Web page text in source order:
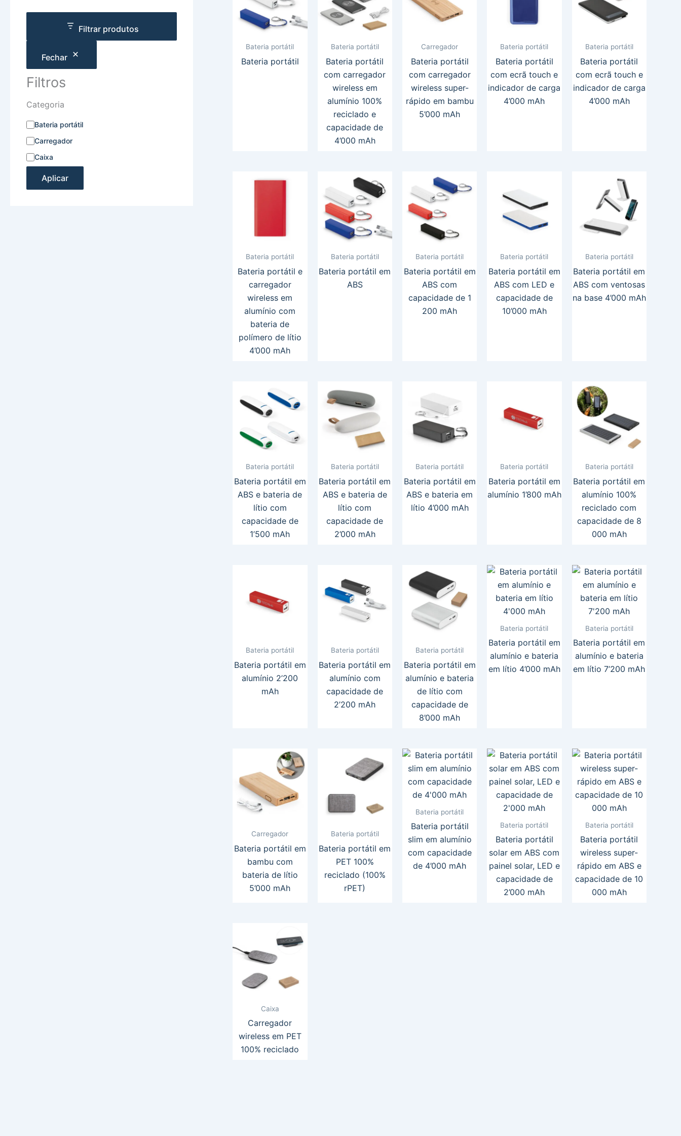
Filtrar produtos
Fechar
Filtros
Categoria
Bateria portátil
Carregador
Caixa
Aplicar
Bateria portátil
Bateria portátil
Bateria portátil
Bateria portátil
com carregador
wireless em
alumínio 100%
reciclado e
capacidade de
4’000 mAh
Carregador
Bateria portátil
com carregador
wireless super-
rápido em bambu
5’000 mAh
Bateria portátil
Bateria portátil
com ecrã touch e
indicador de carga
4’000 mAh
Bateria portátil
Bateria portátil
com ecrã touch e
indicador de carga
4’000 mAh
Bateria portátil
Bateria portátil e
carregador
wireless em
alumínio com
bateria de
polímero de lítio
4’000 mAh
Bateria portátil
Bateria portátil em
ABS
Bateria portátil
Bateria portátil em
ABS com
capacidade de 1
200 mAh
Bateria portátil
Bateria portátil em
ABS com LED e
capacidade de
10’000 mAh
Bateria portátil
Bateria portátil em
ABS com ventosas
na base 4’000 mAh
Bateria portátil
Bateria portátil em
ABS e bateria de
lítio com
capacidade de
1’500 mAh
Bateria portátil
Bateria portátil em
ABS e bateria de
lítio com
capacidade de
2’000 mAh
Bateria portátil
Bateria portátil em
ABS e bateria em
lítio 4’000 mAh
Bateria portátil
Bateria portátil em
alumínio 1’800 mAh
Bateria portátil
Bateria portátil em
alumínio 100%
reciclado com
capacidade de 8
000 mAh
Bateria portátil
Bateria portátil em
alumínio 2’200
mAh
Bateria portátil
Bateria portátil em
alumínio com
capacidade de
2’200 mAh
Bateria portátil
Bateria portátil em
alumínio e bateria
de lítio com
capacidade de
8’000 mAh
Bateria portátil
Bateria portátil em
alumínio e bateria
em lítio 4’000 mAh
Bateria portátil
Bateria portátil em
alumínio e bateria
em lítio 7’200 mAh
Carregador
Bateria portátil em
bambu com
bateria de lítio
5’000 mAh
Bateria portátil
Bateria portátil em
PET 100%
reciclado (100%
rPET)
Bateria portátil
Bateria portátil
slim em alumínio
com capacidade
de 4’000 mAh
Bateria portátil
Bateria portátil
solar em ABS com
painel solar, LED e
capacidade de
2’000 mAh
Bateria portátil
Bateria portátil
wireless super-
rápido em ABS e
capacidade de 10
000 mAh
Caixa
Carregador
wireless em PET
100% reciclado